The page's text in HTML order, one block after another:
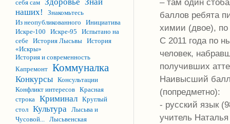
себя сам
наших!
Знакомьтесь
Из неопубликованного
Инициатива
Искре-100
Искре-95
Испытано на
себе История Лысьвы История
«Искры»
История и современность
Капремонт Коммуналка
Конкурсы Консультации
Конфликт интересов Красная
строка Криминал Круглый
стол Культура Лысьва и
Чусовой... Лысьвенская
баллов ребята
химии (двое),
С 2011 года по
человек,
получивших
Наивысший балл
(попредметно):
- русский язык
учитель